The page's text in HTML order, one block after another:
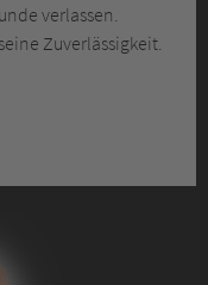
verlassen.
Zuverlässigkeit.